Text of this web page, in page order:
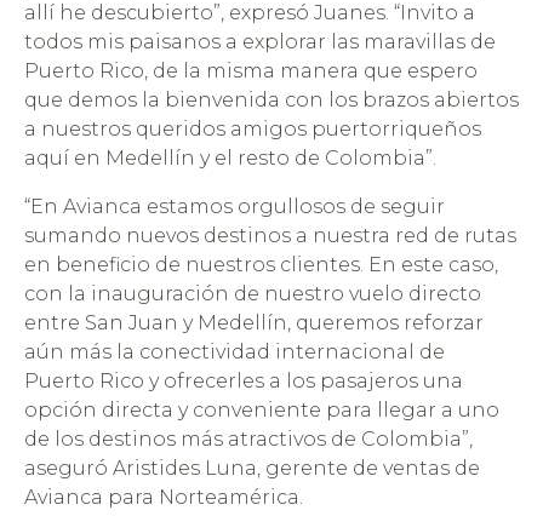
allí he descubierto”, expresó Juanes. “Invito a
todos mis paisanos a explorar las maravillas de
Puerto Rico, de la misma manera que espero
que demos la bienvenida con los brazos abiertos
a nuestros queridos amigos puertorriqueños
aquí en Medellín y el resto de Colombia”.
“En Avianca estamos orgullosos de seguir
sumando nuevos destinos a nuestra red de rutas
en beneficio de nuestros clientes. En este caso,
con la inauguración de nuestro vuelo directo
entre San Juan y Medellín, queremos reforzar
aún más la conectividad internacional de
Puerto Rico y ofrecerles a los pasajeros una
opción directa y conveniente para llegar a uno
de los destinos más atractivos de Colombia”,
aseguró Aristides Luna, gerente de ventas de
Avianca para Norteamérica.